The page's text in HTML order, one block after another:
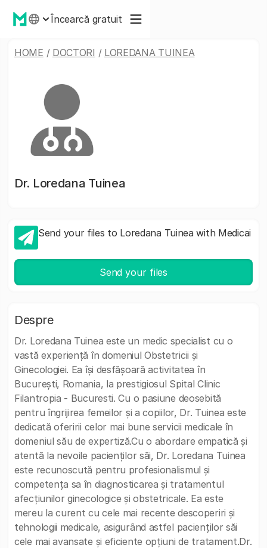
Încearcă gratuit
HOME / DOCTORI / LOREDANA TUINEA
Dr. Loredana Tuinea
Send your files to Loredana Tuinea with Medicai
Send your files
Despre
Dr. Loredana Tuinea este un medic specialist cu o
vastă experiență în domeniul Obstetricii și
Ginecologiei. Ea își desfășoară activitatea în
București, Romania, la prestigiosul Spital Clinic
Filantropia - Bucuresti. Cu o pasiune deosebită
pentru îngrijirea femeilor și a copiilor, Dr. Tuinea este
dedicată oferirii celor mai bune servicii medicale în
domeniul său de expertiză.Cu o abordare empatică și
atentă la nevoile pacienților săi, Dr. Loredana Tuinea
este recunoscută pentru profesionalismul și
competența sa în diagnosticarea și tratamentul
afecțiunilor ginecologice și obstetricale. Ea este
mereu la curent cu cele mai recente descoperiri și
tehnologii medicale, asigurând astfel pacienților săi
cele mai avansate și eficiente opțiuni de tratament.Dr.